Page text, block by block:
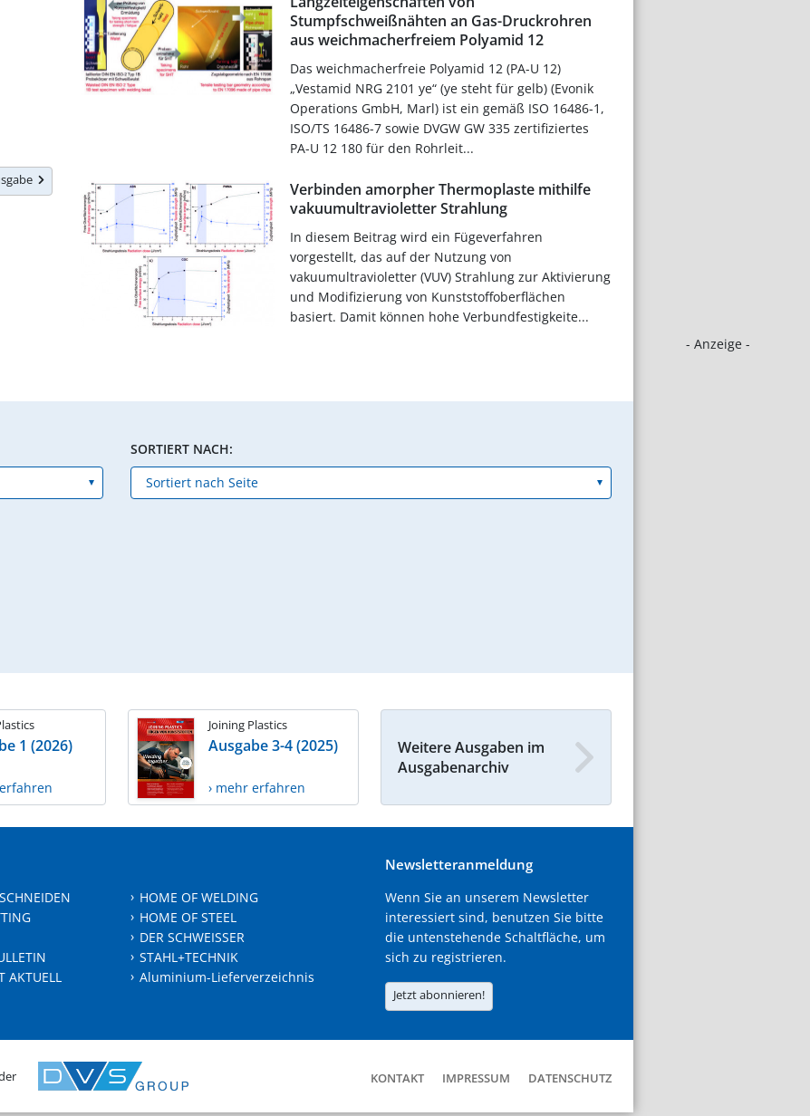
- Anzeige -
Stumpfschweißnähten an Gas-Druckrohren
aus weichmacherfreiem Polyamid 12
Das weichmacherfreie Polyamid 12 (PA-U 12)
„Vestamid NRG 2101 ye“ (ye steht für gelb) (Evonik
Operations GmbH, Marl) ist ein gemäß ISO 16486-1,
ISO/TS 16486-7 sowie DVGW GW 335 zertifiziertes
PA-U 12 180 für den Rohrleit...
Verbinden amorpher Thermoplaste mithilfe
vakuumultravioletter Strahlung
In diesem Beitrag wird ein Fügeverfahren
vorgestellt, das auf der Nutzung von
vakuumultravioletter (VUV) Strahlung zur Aktivierung
und Modifizierung von Kunststoffoberflächen
basiert. Damit können hohe Verbundfestigkeite...
SORTIERT NACH:
1 (2026)
Joining Plastics
Ausgabe 3-4 (2025)
› mehr erfahren
Weitere Ausgaben im
Ausgabenarchiv
AKTUELL
HOME OF WELDING
HOME OF STEEL
DER SCHWEISSER
STAHL+TECHNIK
Aluminium-Lieferverzeichnis
Newsletteranmeldung
Wenn Sie an unserem Newsletter
interessiert sind, benutzen Sie bitte
die untenstehende Schaltfläche, um
sich zu registrieren.
Jetzt abonnieren!
KONTAKT IMPRESSUM DATENSCHUTZ